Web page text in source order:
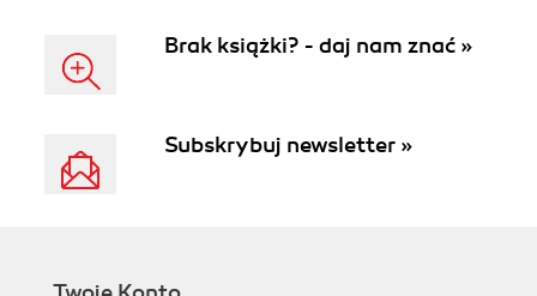
Brak książki? - daj nam znać »
Subskrybuj newsletter »